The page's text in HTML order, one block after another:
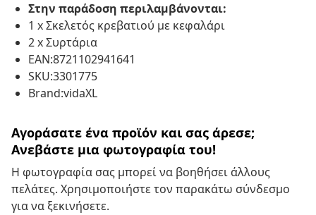
Στην παράδοση περιλαμβάνονται:
1 x Σκελετός κρεβατιού με κεφαλάρι
2 x Συρτάρια
EAN:8721102941641
SKU:3301775
Brand:vidaXL
Αγοράσατε ένα προϊόν και σας άρεσε;
Ανεβάστε μια φωτογραφία του!
Η φωτογραφία σας μπορεί να βοηθήσει άλλους
πελάτες. Χρησιμοποιήστε τον παρακάτω σύνδεσμο
για να ξεκινήσετε.